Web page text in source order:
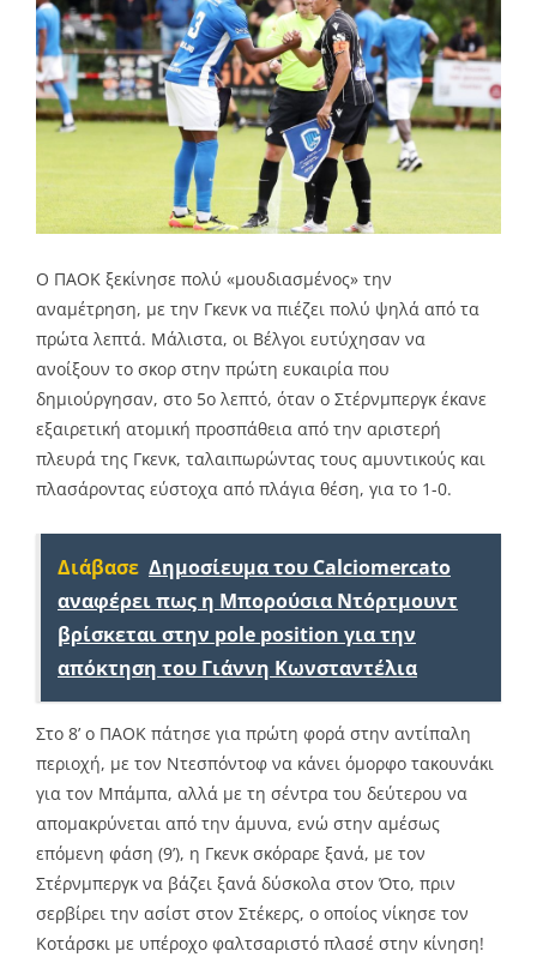
Ο ΠΑΟΚ ξεκίνησε πολύ «μουδιασμένος» την
αναμέτρηση, με την Γκενκ να πιέζει πολύ ψηλά από τα
πρώτα λεπτά. Μάλιστα, οι Βέλγοι ευτύχησαν να
ανοίξουν το σκορ στην πρώτη ευκαιρία που
δημιούργησαν, στο 5ο λεπτό, όταν ο Στέρνμπεργκ έκανε
εξαιρετική ατομική προσπάθεια από την αριστερή
πλευρά της Γκενκ, ταλαιπωρώντας τους αμυντικούς και
πλασάροντας εύστοχα από πλάγια θέση, για το 1-0.
Διάβασε Δημοσίευμα του Calciomercato
αναφέρει πως η Μπορούσια Ντόρτμουντ
βρίσκεται στην pole position για την
απόκτηση του Γιάννη Κωνσταντέλια
Στο 8’ ο ΠΑΟΚ πάτησε για πρώτη φορά στην αντίπαλη
περιοχή, με τον Ντεσπόντοφ να κάνει όμορφο τακουνάκι
για τον Μπάμπα, αλλά με τη σέντρα του δεύτερου να
απομακρύνεται από την άμυνα, ενώ στην αμέσως
επόμενη φάση (9’), η Γκενκ σκόραρε ξανά, με τον
Στέρνμπεργκ να βάζει ξανά δύσκολα στον Ότο, πριν
σερβίρει την ασίστ στον Στέκερς, ο οποίος νίκησε τον
Κοτάρσκι με υπέροχο φαλτσαριστό πλασέ στην κίνηση!